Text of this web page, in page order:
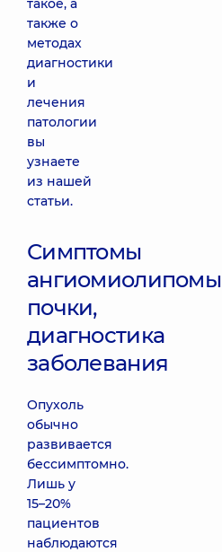
такое, а
также о
методах
диагностики
и
лечения
патологии
вы
узнаете
из нашей
статьи.
Симптомы
ангиомиолипомы
почки,
диагностика
заболевания
Опухоль
обычно
развивается
бессимптомно.
Лишь у
15–20%
пациентов
наблюдаются